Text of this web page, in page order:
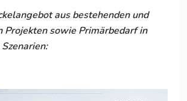
aus bestehenden und
Projekten sowie Primärbedarf in